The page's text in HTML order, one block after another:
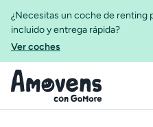
¿Necesitas un coche de renting
incluido y entrega rápida?
Ver coches